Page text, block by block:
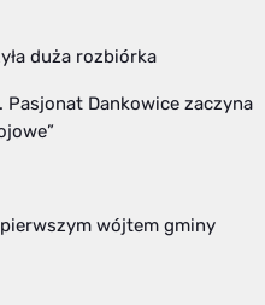
duża rozbiórka
Pasjonat Dankowice zaczyna
wójtem gminy